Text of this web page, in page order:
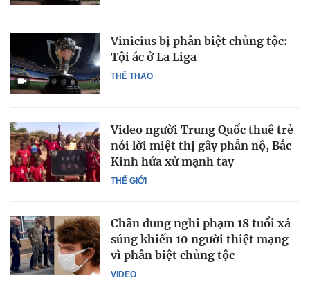
THỂ THAO
Vinicius bị phân biệt chủng tộc:
Tội ác ở La Liga
THẾ GIỚI
Video người Trung Quốc thuê trẻ
nói lời miệt thị gây phẫn nộ, Bắc
Kinh hứa xử mạnh tay
VIDEO
Chân dung nghi phạm 18 tuổi xả
súng khiến 10 người thiệt mạng
vì phân biệt chủng tộc